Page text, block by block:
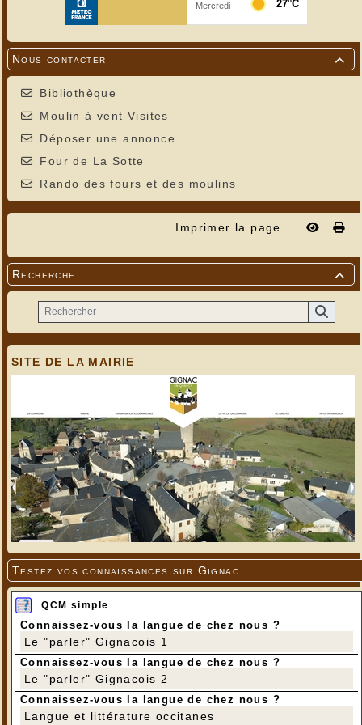

Nous contacter
Bibliothèque
Moulin à vent Visites
Déposer une annonce
Four de La Sotte
Rando des fours et des moulins
Imprimer la page...

Recherche
SITE DE LA MAIRIE
Testez vos connaissances sur Gignac
QCM simple
Connaissez-vous la langue de chez nous ?
Le "parler" Gignacois 1
Connaissez-vous la langue de chez nous ?
Le "parler" Gignacois 2
Connaissez-vous la langue de chez nous ?
Langue et littérature occitanes